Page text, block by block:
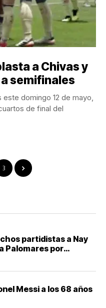
a Chivas y
semifinales
domingo 12 de mayo,
de final del
3
partidistas a Nay
Palomares por
Messi a los 68 años